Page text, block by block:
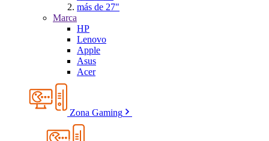
más de 27"
Marca
HP
Lenovo
Apple
Asus
Acer
Zona Gaming